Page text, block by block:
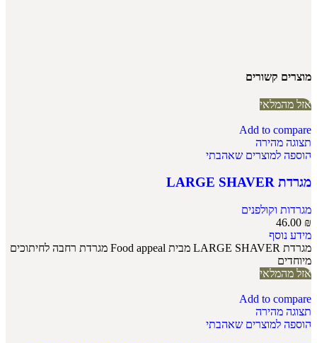
מוצרים קשורים
אזל מהמלאי
Add to compare
תצוגה מהירה
הוספה למוצרים שאהבתי
מגרדת LARGE SHAVER
מגרדות וקולפנים
46.00 ₪
מידע נוסף
מגרדת LARGE SHAVER מבית Food appeal מגרדת רחבה לחיתוכים
מיוחדים
אזל מהמלאי
Add to compare
תצוגה מהירה
הוספה למוצרים שאהבתי